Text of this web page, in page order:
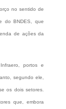
no sentido de
do BNDES, que
de ações da
portos e
segundo ele,
os dois setores.
que, embora